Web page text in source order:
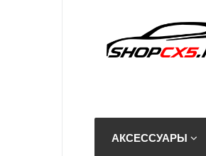
АКСЕССУАРЫ